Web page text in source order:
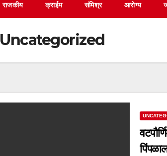
राजकीय क्राईम संमिश्र आरोग्य
Uncategorized